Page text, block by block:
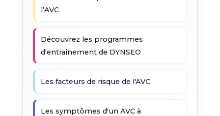
l’AVC
Découvrez les programmes
d'entraînement de DYNSEO
Les facteurs de risque de l'AVC
Les symptômes d'un AVC à